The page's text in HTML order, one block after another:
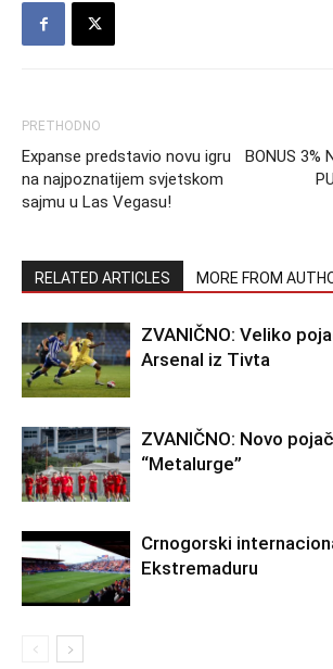
PRETHODNO
Expanse predstavio novu igru
na najpoznatijem svjetskom
sajmu u Las Vegasu!
BONUS 3%
RELATED ARTICLES MORE FROM
ZVANIČNO: Veliko
Arsenal iz Tivta
ZVANIČNO: Novo
“Metalurge”
Crnogorski
Ekstremaduru